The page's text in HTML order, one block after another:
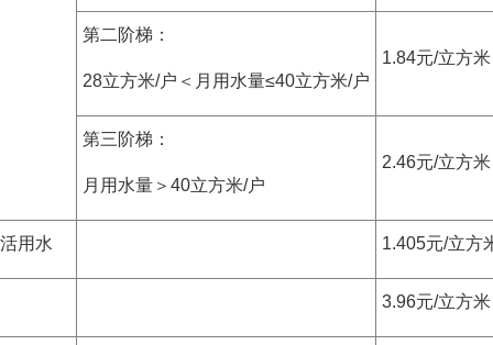
第二阶梯：
28立方米/户＜月用水量≤40立方米/户
1.84元/立方米
第三阶梯：
月用水量＞40立方米/户
2.46元/立方米
用水 1.405元/立方
3.96元/立方米